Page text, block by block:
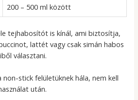
200 – 500 ml között
tejhabosítót is kínál, ami biztosítja,
lattét vagy csak simán habos
választani.
non-stick felületüknek hála, nem kell
után.